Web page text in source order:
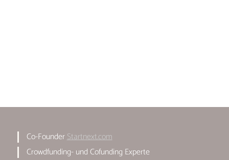
Co-FounderStartnext.com
Crowdfunding- und Cofunding Experte